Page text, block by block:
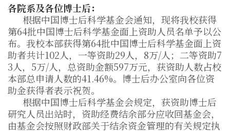
各院系及各位博士后：
根据中国博士后科学基金会通知，现将我校获得
第64批中国博士后科学基金面上资助人员名单予以公
布。我校本部获得第64批中国博士后科学基金面上资
助者共计102人，一等资助29人， 8万/人；二等资助7
3人， 5万/人，总资助金额597万元，获资助人数占校
本部总申请人数的41.46%。博士后办公室向各位资
助金获得者表示祝贺。
根据中国博士后科学基金会规定，获资助博士后
研究人员出站时，资助经费结余部分应收回基金会，
由基金会按照财政部关于结余资金管理的有关规定执